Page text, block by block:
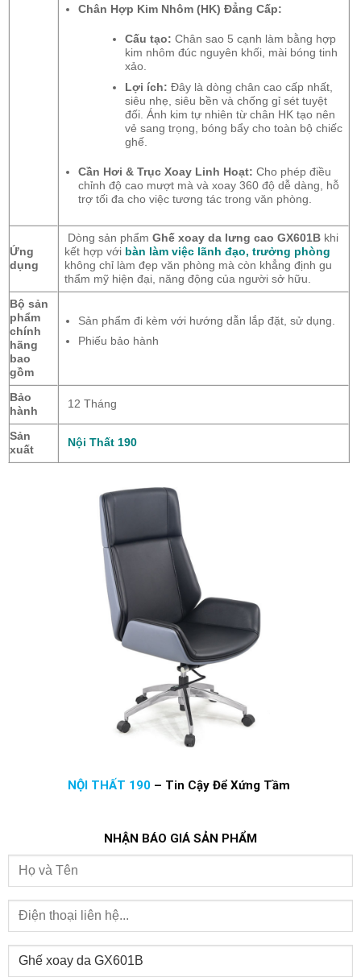
Chân Hợp Kim Nhôm (HK) Đẳng Cấp:
Cấu tạo: Chân sao 5 cạnh làm bằng hợp
kim nhôm đúc nguyên khối, mài bóng tinh
xảo.
Lợi ích: Đây là dòng chân cao cấp nhất,
siêu nhẹ, siêu bền và chống gỉ sét tuyệt
đối. Ánh kim tự nhiên từ chân HK tạo nên
vẻ sang trọng,
bóng bẩy cho toàn bộ chiếc
ghế.
Cần Hơi & Trục Xoay Linh Hoạt: Cho phép điều
chỉnh độ cao mượt mà và xoay 360 độ dễ dàng,
hỗ
trợ tối đa cho việc tương tác trong văn phòng.
Ứng
dụng
Dòng sản phẩm Ghế xoay da lưng cao GX601B khi
kết hợp với bàn làm việc lãnh đạo, trưởng phòng
không chỉ làm đẹp văn phòng mà còn khẳng định gu
thẩm mỹ hiện đại, năng động của người sở hữu.
Bộ sản
phẩm
chính
hãng
bao
gồm
Sản phẩm đi kèm với hướng dẫn lắp đặt, sử dụng.
Phiếu bảo hành
Bảo
hành
12 Tháng
Sản
xuất
Nội Thất 190
NỘI THẤT 190 – Tin Cậy Để Xứng Tầm
NHẬN BÁO GIÁ SẢN PHẨM